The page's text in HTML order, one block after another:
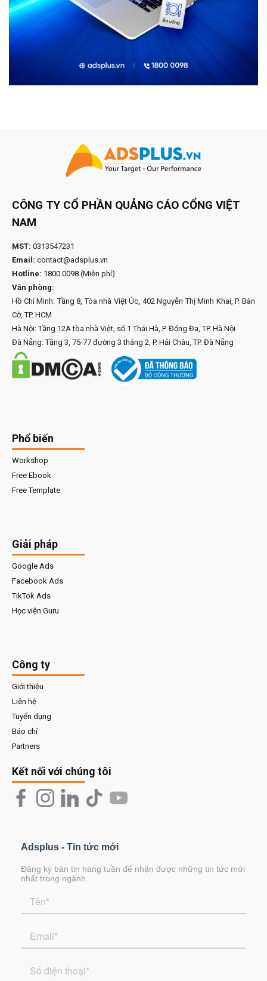
CÔNG TY CỔ PHẦN QUẢNG CÁO CỔNG VIỆT
NAM
MST: 0313547231
Email: contact@adsplus.vn
Hotline: 1800.0098 (Miễn phí)
Văn phòng:
Hồ Chí Minh: Tầng 8, Tòa nhà Việt Úc, 402 Nguyễn Thị Minh Khai, P. Bàn
Cờ, TP. HCM
Hà Nội: Tầng 12A tòa nhà Việt, số 1 Thái Hà, P. Đống Đa, TP. Hà Nội
Đà Nẵng: Tầng 3, 75-77 đường 3 tháng 2, P. Hải Châu, TP. Đà Nẵng
Phổ biến
Workshop
Free Ebook
Free Template
Giải pháp
Google Ads
Facebook Ads
TikTok Ads
Học viện Guru
Công ty
Giới thiệu
Liên hệ
Tuyển dụng
Báo chí
Partners
Kết nối với chúng tôi